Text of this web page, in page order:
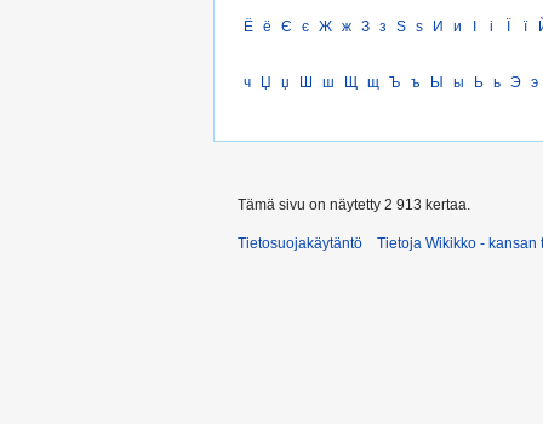
Ё ё Є є Ж ж З з Ѕ ѕ И и І і Ї ї
ч Џ џ Ш ш Щ щ Ъ ъ Ы ы Ь ь Э э
Tämä sivu on näytetty 2 913 kertaa.
Tietosuojakäytäntö Tietoja Wikikko - kansan